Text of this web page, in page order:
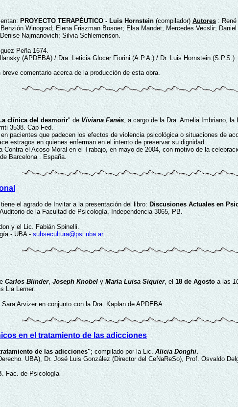
PROYECTO TERAPÉUTICO - Luis Hornstein (compilador) Autores :
Winograd; Elena Friszman Bosoer; Elsa Mandet; Mercedes Vecslir;
Najmanovich; Silvia Schlemenson.
Peña 1674.
(APDEBA) / Dra. Leticia Glocer Fiorini (A.P.A.) / Dr. Luis Hornstein (S.P.S.)
comentario acerca de la producción de esta obra.
clínica del desmorir" deViviana Fanés, a cargo de la Dra. Amelia Imbriano,
3538. Cap Fed.
pacientes que padecen los efectos de violencia psicológica o situaciones de
estragos en quienes enferman en el intento de preservar su dignidad.
el Acoso Moral en el Trabajo, en mayo de 2004, con motivo de la
Barcelona . España.
el agrado de Invitar a la presentación del libro: Discusiones Actuales en
de la Facultad de Psicología, Independencia 3065, PB.
y el Lic. Fabián Spinelli.
- UBA - subsecultura@psi.uba.ar
Carlos Blinder, Joseph Knobel yMaría Luisa Siquier, el18 de Agosto a las
Lia Lerner.
Arvizer en conjunto con la Dra. Kaplan de APDEBA.
en el tratamiento de las adicciones
de las adicciones"; compilado por la Lic. Alicia Donghi.
UBA), Dr. José Luis González (Director del CeNaReSo), Prof. Osvaldo
Fac. de Psicología